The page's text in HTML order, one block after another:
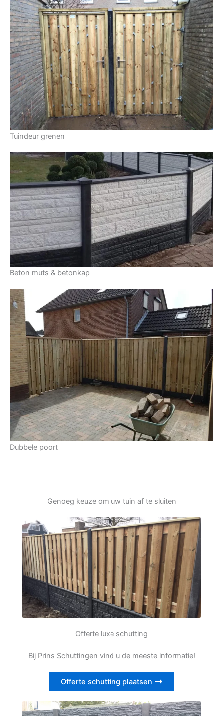
Tuindeur grenen
Beton muts & betonkap
Dubbele poort
Genoeg keuze om uw tuin af te sluiten
Offerte luxe schutting
Bij Prins Schuttingen vind u de meeste informatie!
Offerte schutting plaatsen